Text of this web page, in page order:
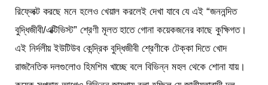
রিফ্লেক্ট করছে মনে হলেও খেয়াল করলেই দেখা যাবে যে এই “জননন্দিত
বুদ্ধিজীবী/এক্টিভিস্ট” শ্রেণী মূলত হাতে গোনা কয়েকজনের কাছে কুক্ষিগত।
এই নির্দলীয় ইউটিউব কেন্দ্রিক বুদ্ধিজীবী শ্রেণীকে টেক্কা দিতে খোদ
রাজনৈতিক দলগুলোও হিমশিম খাচ্ছে বলে বিভিন্ন মহল থেকে শোনা যায়।